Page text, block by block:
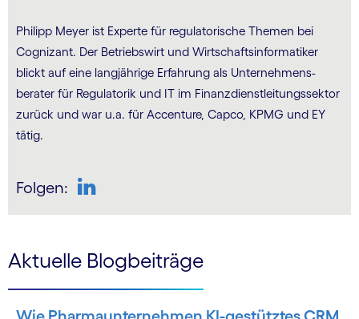
Philipp Meyer ist Experte für regulatorische Themen bei
Cognizant. Der Betriebswirt und Wirtschafts­informatiker
blickt auf eine langjährige Erfahrung als Unternehmens­
berater für Regulatorik und IT im Finanzdienst­leitungs­sektor
zurück und war u.a. für Accenture, Capco, KPMG und EY
tätig.
Folgen:
Aktuelle Blogbeiträge